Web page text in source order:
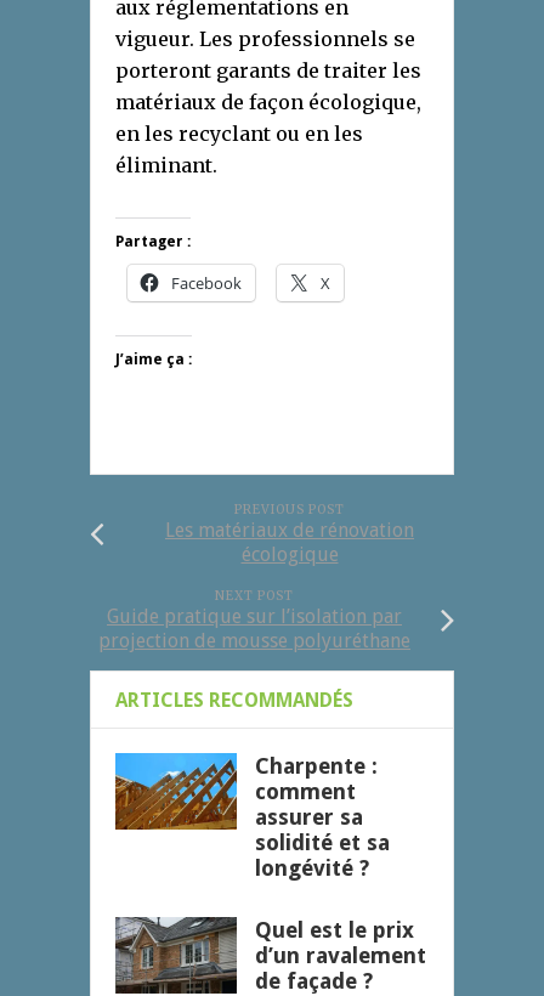
aux réglementations en
vigueur. Les professionnels se
porteront garants de traiter les
matériaux de façon écologique,
en les recyclant ou en les
éliminant.
Partager :
Facebook X
J’aime ça :
PREVIOUS POST
Les matériaux de rénovation
écologique
NEXT POST
Guide pratique sur l’isolation par
projection de mousse polyuréthane
ARTICLES RECOMMANDÉS
Charpente :
comment
assurer sa
solidité et sa
longévité ?
Quel est le prix
d’un ravalement
de façade ?